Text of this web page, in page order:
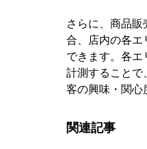
さらに、商品
合、店内の各エ
できます。各エ
計測することで
客の興味・関心
関連記事